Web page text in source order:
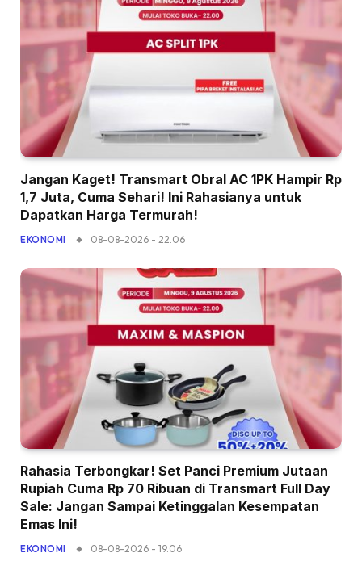
Jangan Kaget! Transmart Obral AC 1PK Hampir Rp
1,7 Juta, Cuma Sehari! Ini Rahasianya untuk
Dapatkan Harga Termurah!
EKONOMI 08-08-2026 - 22.06
Rahasia Terbongkar! Set Panci Premium Jutaan
Rupiah Cuma Rp 70 Ribuan di Transmart Full Day
Sale: Jangan Sampai Ketinggalan Kesempatan
Emas Ini!
EKONOMI 08-08-2026 - 19.06